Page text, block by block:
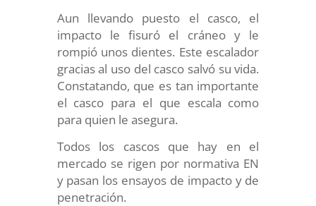
Aun llevando puesto el casco, el
impacto le fisuró el cráneo y le
rompió unos dientes. Este escalador
gracias al uso del casco salvó su vida.
Constatando, que es tan importante
el casco para el que escala como
para quien le asegura.
Todos los cascos que hay en el
mercado se rigen por normativa EN
y pasan los ensayos de impacto y de
penetración.